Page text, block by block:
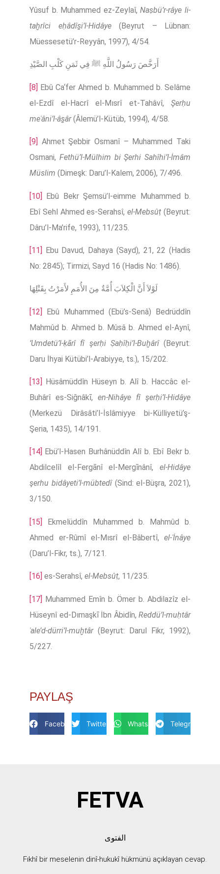
Yûsuf b. Muhammed ez-Zeylaî,Naṣbü’r-râye li-
taḫrîci eḥâdîs̱i’l-Hidâye(Beyrut – Lübnan:
Müessesetü’r-Reyyân, 1997), 4/54.
أَرَخَّصَ رَسُولُ اللَّهِ ﷺ فِي ثَمَنِ كَلْبِ الصَّيْدِ
[8] Ebû Ca‘fer Ahmed b. Muhammed b. Selâme
el-Ezdî el-Hacrî el-Mısrî et-Tahâvî, Şerḥu
meʿâni’l-âs̱âr(Âlemü’l-Kütüb, 1994), 4/58.
[9] Ahmet Şebbir Osmanî – Muhammed Taki
Osmani, Fethü’l-Mülhim bi Şerhi Sahîhi’l-İmâm
Müslim (Dimeşk: Daru’l-Kalem, 2006), 7/496.
[10] Ebû Bekr Şemsü’l-eimme Muhammed b.
Ebî Sehl Ahmed es-Serahsî,el-Mebsûṭ (Beyrut:
Dâru’l-Ma’rife, 1993), 11/235.
[11] Ebu Davud, Dahaya (Sayd), 21, 22 (Hadis
No: 2845); Tirmizi, Sayd 16 (Hadis No: 1486).
لَوْلاَ أَنَّ الْكِلاَبَ أُمَّةٌ مِنَ الأُمَمِ لأَمَرْتُ بِقَتْلِهَا
[12]
Ebû Muhammed (Ebü’s-Senâ) Bedrüddîn
Mahmûd b. Ahmed b. Mûsâ b. Ahmed el-Aynî,
’Umdetü’l-ḳārî fî şerḥi Ṣaḥîḥi’l-Buḫârî(Beyrut:
Daru İhyai Kütübi’l-Arabiyye, ts.), 15/202.
[13] Hüsâmüddîn Hüseyn b. Alî b. Haccâc el-
Buhârî es-Siğnâkī, en-Nihâye fî şerḥi’l-Hidâye
(Merkezü Dirâsâti’l-İslâmiyye bi-Külliyetü’ş-
Şeria, 1435), 14/191.
[14]
Ebü’l-Hasen Burhânüddîn Alî b. Ebî Bekr b.
Abdilcelîl el-Fergānî el-Mergīnânî, el-Hidâye
şerhu bidâyeti’l-mübtedî(Sind: el-Büşra, 2021),
3/150.
[15]
Ekmelüddîn Muhammed b. Mahmûd b.
Ahmed er-Rûmî el-Mısrî el-Bâbertî, el-ʿİnâye
(Daru’l-Fikr, ts.), 7/121.
[16] es-Serahsî, el-Mebsûṭ, 11/235.
[17] Muhammed Emîn b. Ömer b. Abdilazîz el-
Hüseynî ed-Dımaşkī İbn Âbidîn, Reddü’l-muḥtâr
ʿale’d-dürri’l-muḫtâr(Beyrut: Darul Fikr, 1992),
5/227.
PAYLAŞ
Facebook Twitter Whatsapp Telegram
FETVA
الفتوى
Fıkhî bir meselenin dinî-hukukî hükmünü açıklayan cevap.